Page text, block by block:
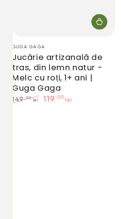
Furnizor:
GUGA GAGA
Jucărie artizanală de
tras, din lemn natur -
Melc cu roți, 1+ ani |
Guga Gaga
149 ,00 lei 119 ,00 lei